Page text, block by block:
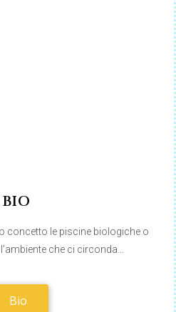
BIO
concetto le piscine biologiche o
che ci circonda…
Bio